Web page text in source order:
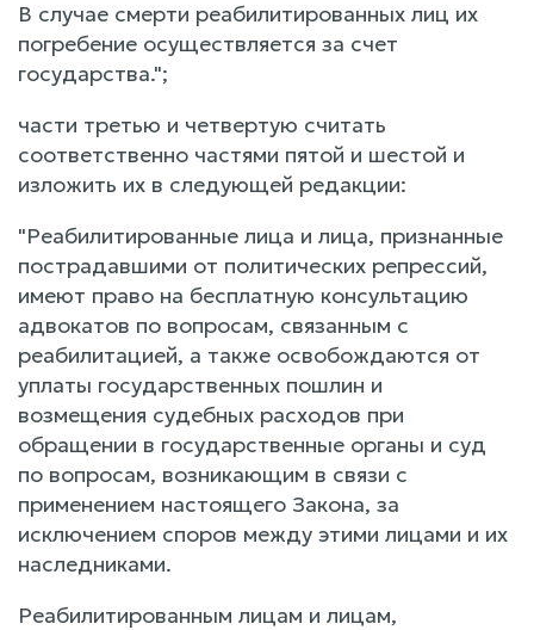
В случае смерти реабилитированных лиц их
погребение осуществляется за счет
государства.";
части третью и четвертую считать
соответственно частями пятой и шестой и
изложить их в следующей редакции:
"Реабилитированные лица и лица, признанные
пострадавшими от политических репрессий,
имеют право на бесплатную консультацию
адвокатов по вопросам, связанным с
реабилитацией, а также освобождаются от
уплаты государственных пошлин и
возмещения судебных расходов при
обращении в государственные органы и суд
по вопросам, возникающим в связи с
применением настоящего Закона, за
исключением споров между этими лицами и их
наследниками.
Реабилитированным лицам и лицам,